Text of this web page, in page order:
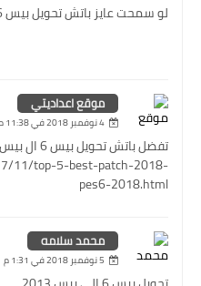
لو سمحت عايز باتش تحويل بيس 6 ال بيس 2013
موقع اعداديتي
4 نوفمبر 2018 في 11:38 م
تفضل باتش تحويل بيس 6 ال بيس 2019
11/top-5-best-patch-2018-
pes6-2018.html
محمد سلامه
5 نوفمبر 2018 في 1:31 م